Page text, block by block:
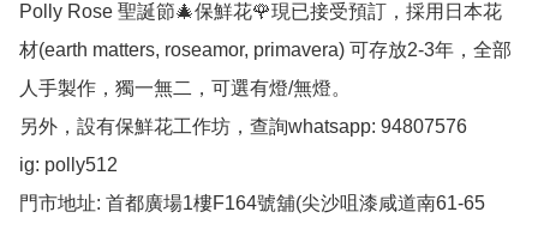
Polly Rose 聖誕節🎄保鮮花🌹現已接受預訂，採用日本花
材(earth matters, roseamor, primavera) 可存放2-3年，全部
人手製作，獨一無二，可選有燈/無燈。
另外，設有保鮮花工作坊，查詢whatsapp: 94807576
ig: polly512
門市地址: 首都廣場1樓F164號舖(尖沙咀漆咸道南61-65